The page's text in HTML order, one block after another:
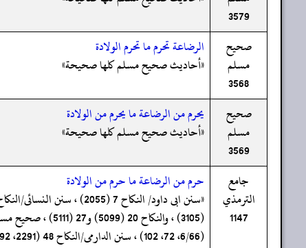
3579
صحيح
مسلم
3568
الرضاعة تحرم ما تحرم الولادة
«أحاديث صحيح مسلم كلها صحيحة»
صحيح
مسلم
3569
يحرم من الرضاعة ما يحرم من الولادة
«أحاديث صحيح مسلم كلها صحيحة»
جامع
الترمذي
1147
حرم من الرضاعة ما حرم من الولادة
(6/66، 72، 102) ، سنن الدارمی/النکاح 48 (2291، 2292) ، من غیر ہذا الوجہ۔»